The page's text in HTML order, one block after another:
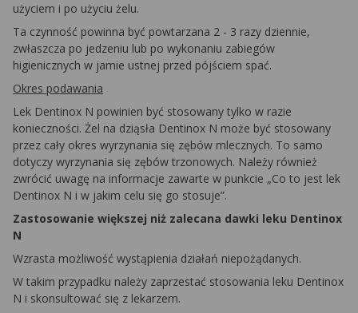
użyciem i po użyciu żelu.
Ta czynność powinna być powtarzana 2 - 3 razy dziennie,
zwłaszcza po jedzeniu lub po wykonaniu zabiegów
higienicznych w jamie ustnej przed pójściem spać.
Okres podawania
Lek Dentinox N powinien być stosowany tylko w razie
konieczności. Żel na dziąsła Dentinox N może być stosowany
przez cały okres wyrzynania się zębów mlecznych. To samo
dotyczy wyrzynania się zębów trzonowych. Należy również
zwrócić uwagę na informacje zawarte w punkcie „Co to jest lek
Dentinox N i w jakim celu się go stosuje”.
Zastosowanie większej niż zalecana dawki leku Dentinox
N
Wzrasta możliwość wystąpienia działań niepożądanych.
W takim przypadku należy zaprzestać stosowania leku Dentinox
N i skonsultować się z lekarzem.